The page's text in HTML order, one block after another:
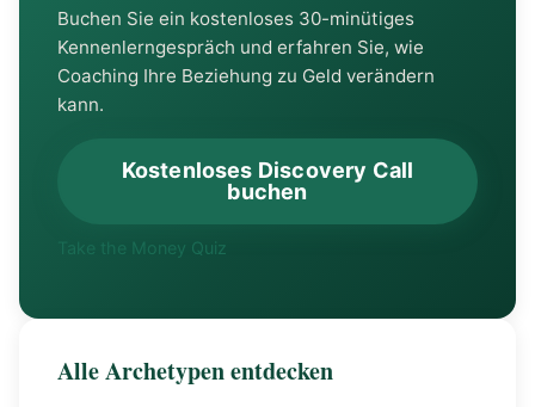
Buchen Sie ein kostenloses 30-minütiges
Kennenlerngespräch und erfahren Sie, wie
Coaching Ihre Beziehung zu Geld verändern
kann.
Kostenloses Discovery Call
buchen
Take the Money Quiz
Alle Archetypen entdecken